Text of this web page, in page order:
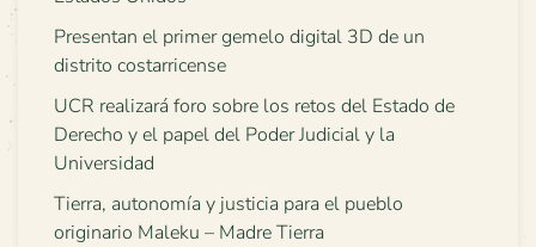
Presentan el primer gemelo digital 3D de un
distrito costarricense
UCR realizará foro sobre los retos del Estado de
Derecho y el papel del Poder Judicial y la
Universidad
Tierra, autonomía y justicia para el pueblo
originario Maleku – Madre Tierra